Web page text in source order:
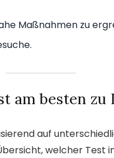
Maßnahmen zu
am besten zu
auf
welcher Test